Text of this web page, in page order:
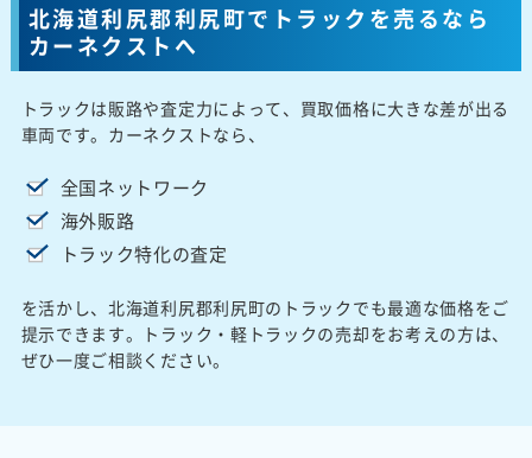
北海道利尻郡利尻町でトラックを売るなら
カーネクストへ
トラックは販路や査定力によって、買取価格に大きな差が出る
車両です。カーネクストなら、
全国ネットワーク
海外販路
トラック特化の査定
を活かし、北海道利尻郡利尻町のトラックでも最適な価格をご
提示できます。トラック・軽トラックの売却をお考えの方は、
ぜひ一度ご相談ください。